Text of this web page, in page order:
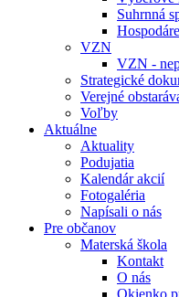
Suhrnná
VZN
VZN -
Strategické
Verejné
Voľby
Aktuálne
Aktuality
Podujatia
Kalendár akcií
Fotogaléria
Napísali o nás
Pre občanov
Materská škola
Kontakt
O nás
Okienko